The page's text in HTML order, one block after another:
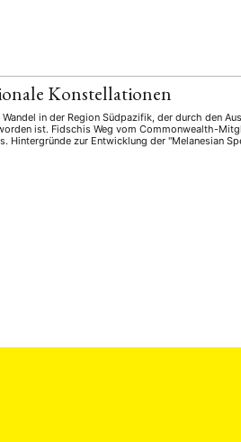
Konstellationen
in der Region Südpazifik, der durch den
ist. Fidschis Weg vom Commonwealth-
Hintergründe zur Entwicklung der "Melanesian